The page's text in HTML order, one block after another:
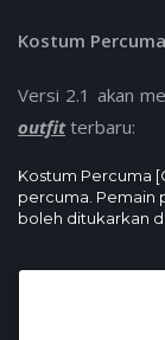
Kostum
Versi 2.1 akan
outfitterbaru:
Kostum Percuma
percuma. Pemain
boleh ditukarkan